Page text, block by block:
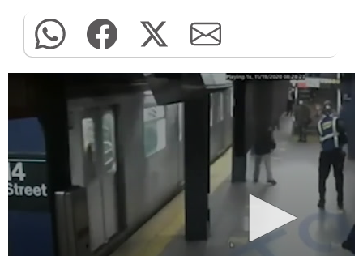
0
seconds